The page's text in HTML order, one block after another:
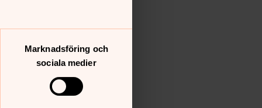
Marknadsföring och
sociala medier